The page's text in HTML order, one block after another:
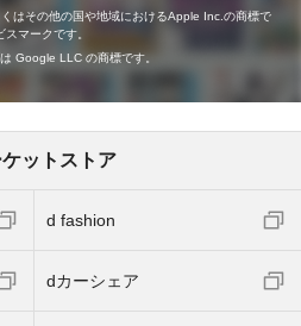
はその他の国や地域におけるApple Inc.の商標で
マークです。
Google LLC の商標です。
ットストア
d fashion
dカーシェア